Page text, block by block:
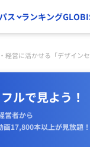
ス ランキング
経営に活かせる「デザイン
ルで見よう！
営者から
17,800本以上が見放題！